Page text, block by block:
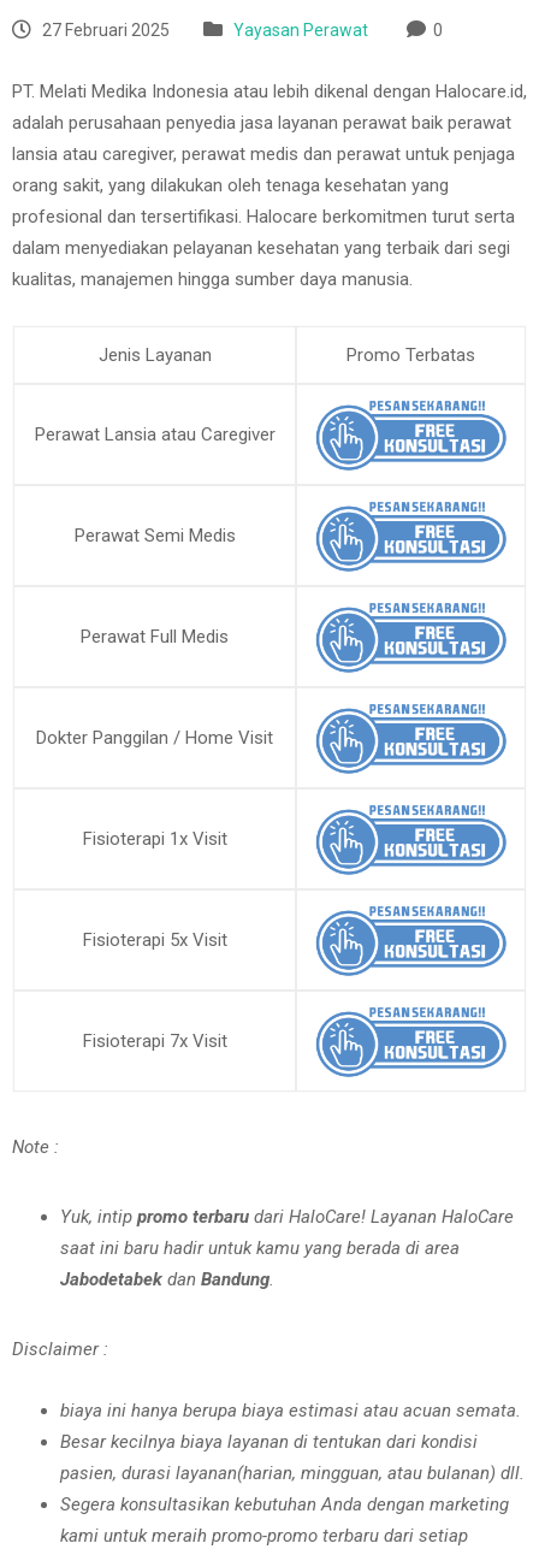
27 Februari 2025 Yayasan Perawat 0
PT. Melati Medika Indonesia atau lebih dikenal dengan Halocare.id,
adalah perusahaan penyedia jasa layanan perawat baik perawat
lansia atau caregiver, perawat medis dan perawat untuk penjaga
orang sakit, yang dilakukan oleh tenaga kesehatan yang
profesional dan tersertifikasi. Halocare berkomitmen turut serta
dalam menyediakan pelayanan kesehatan yang terbaik dari segi
kualitas, manajemen hingga sumber daya manusia.
Jenis Layanan Promo Terbatas
Perawat Lansia atau Caregiver
Perawat Semi Medis
Perawat Full Medis
Dokter Panggilan / Home Visit
Fisioterapi 1x Visit
Fisioterapi 5x Visit
Fisioterapi 7x Visit
Note :
Yuk, intip promo terbaru dari HaloCare! Layanan HaloCare
saat ini baru hadir untuk kamu yang berada di area
Jabodetabek dan Bandung.
Disclaimer :
biaya ini hanya berupa biaya estimasi atau acuan semata.
Besar kecilnya biaya layanan di tentukan dari kondisi
pasien, durasi layanan(harian, mingguan, atau bulanan) dll.
Segera konsultasikan kebutuhan Anda dengan marketing
kami untuk meraih promo-promo terbaru dari setiap